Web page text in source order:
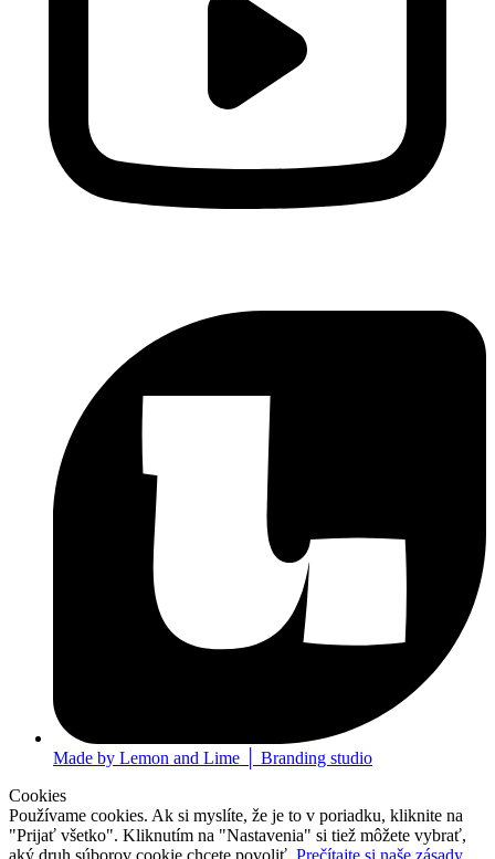
Made by Lemon and Lime │ Branding studio
Cookies
Používame cookies. Ak si myslíte, že je to v poriadku, kliknite na
"Prijať všetko". Kliknutím na "Nastavenia" si tiež môžete vybrať,
aký druh súborov cookie chcete povoliť. Prečítajte si naše zásady